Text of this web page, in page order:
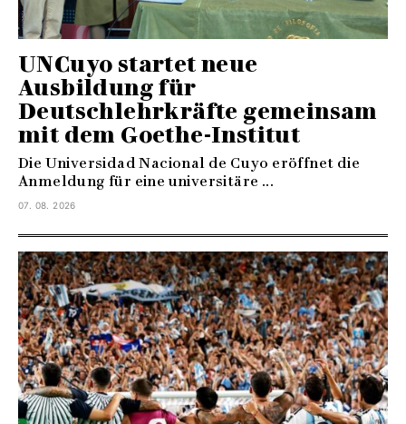
UNCuyo startet neue
Ausbildung für
Deutschlehrkräfte gemeinsam
mit dem Goethe-Institut
Die Universidad Nacional de Cuyo eröffnet die
Anmeldung für eine universitäre ...
07. 08. 2026